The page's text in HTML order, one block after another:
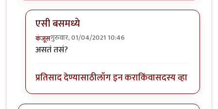
एसी बसमध्ये
कंजूसगुरुवार, 01/04/2021 10:46
In reply to
असतं तसं?
प्रतिसाद देण्यासाठीलॉग इन कराकिंवासदस्य व्हा